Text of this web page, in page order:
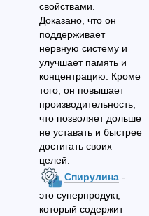
свойствами.
Доказано, что он
поддерживает
нервную систему и
улучшает память и
концентрацию. Кроме
того, он повышает
производительность,
что позволяет дольше
не уставать и быстрее
достигать своих
целей.
Спирулина -
это суперпродукт,
который содержит